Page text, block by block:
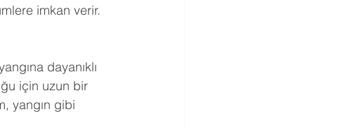
imkan verir.
dayanıklı
için uzun bir
yangın gibi